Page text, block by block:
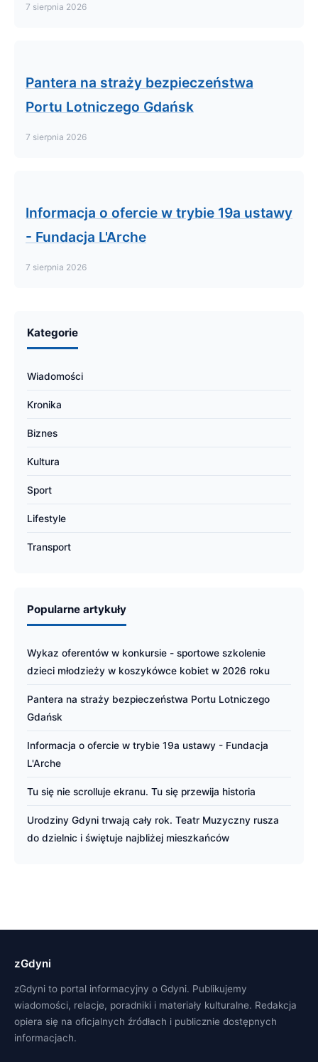
7 sierpnia 2026
Pantera na straży bezpieczeństwa
Portu Lotniczego Gdańsk
7 sierpnia 2026
Informacja o ofercie w trybie 19a ustawy
- Fundacja L'Arche
7 sierpnia 2026
Kategorie
Wiadomości
Kronika
Biznes
Kultura
Sport
Lifestyle
Transport
Popularne artykuły
Wykaz oferentów w konkursie - sportowe szkolenie
dzieci młodzieży w koszykówce kobiet w 2026 roku
Pantera na straży bezpieczeństwa Portu Lotniczego
Gdańsk
Informacja o ofercie w trybie 19a ustawy - Fundacja
L'Arche
Tu się nie scrolluje ekranu. Tu się przewija historia
Urodziny Gdyni trwają cały rok. Teatr Muzyczny rusza
do dzielnic i świętuje najbliżej mieszkańców
zGdyni
zGdyni to portal informacyjny o Gdyni. Publikujemy
wiadomości, relacje, poradniki i materiały kulturalne. Redakcja
opiera się na oficjalnych źródłach i publicznie dostępnych
informacjach.